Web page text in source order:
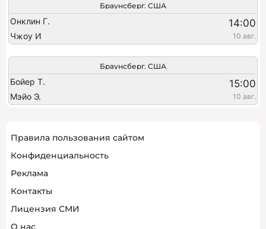
Браунсберг. США
Онклин Г. 14:00
Чжоу И 10 авг.
Браунсберг. США
Бойер Т. 15:00
Мэйо Э. 10 авг.
Правила пользования сайтом
Конфиденциальность
Реклама
Контакты
Лицензия СМИ
О нас